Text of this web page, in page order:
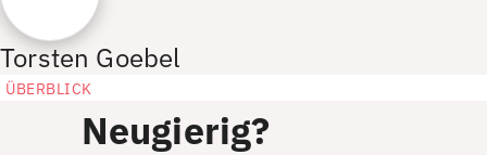
Torsten Goebel
ÜBERBLICK
Neugierig?